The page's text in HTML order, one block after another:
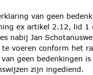
van geen
ex artikel 2.12, lid 1
nabij Jan
voeren conform het
geen bedenkingen
zijn ingediend.